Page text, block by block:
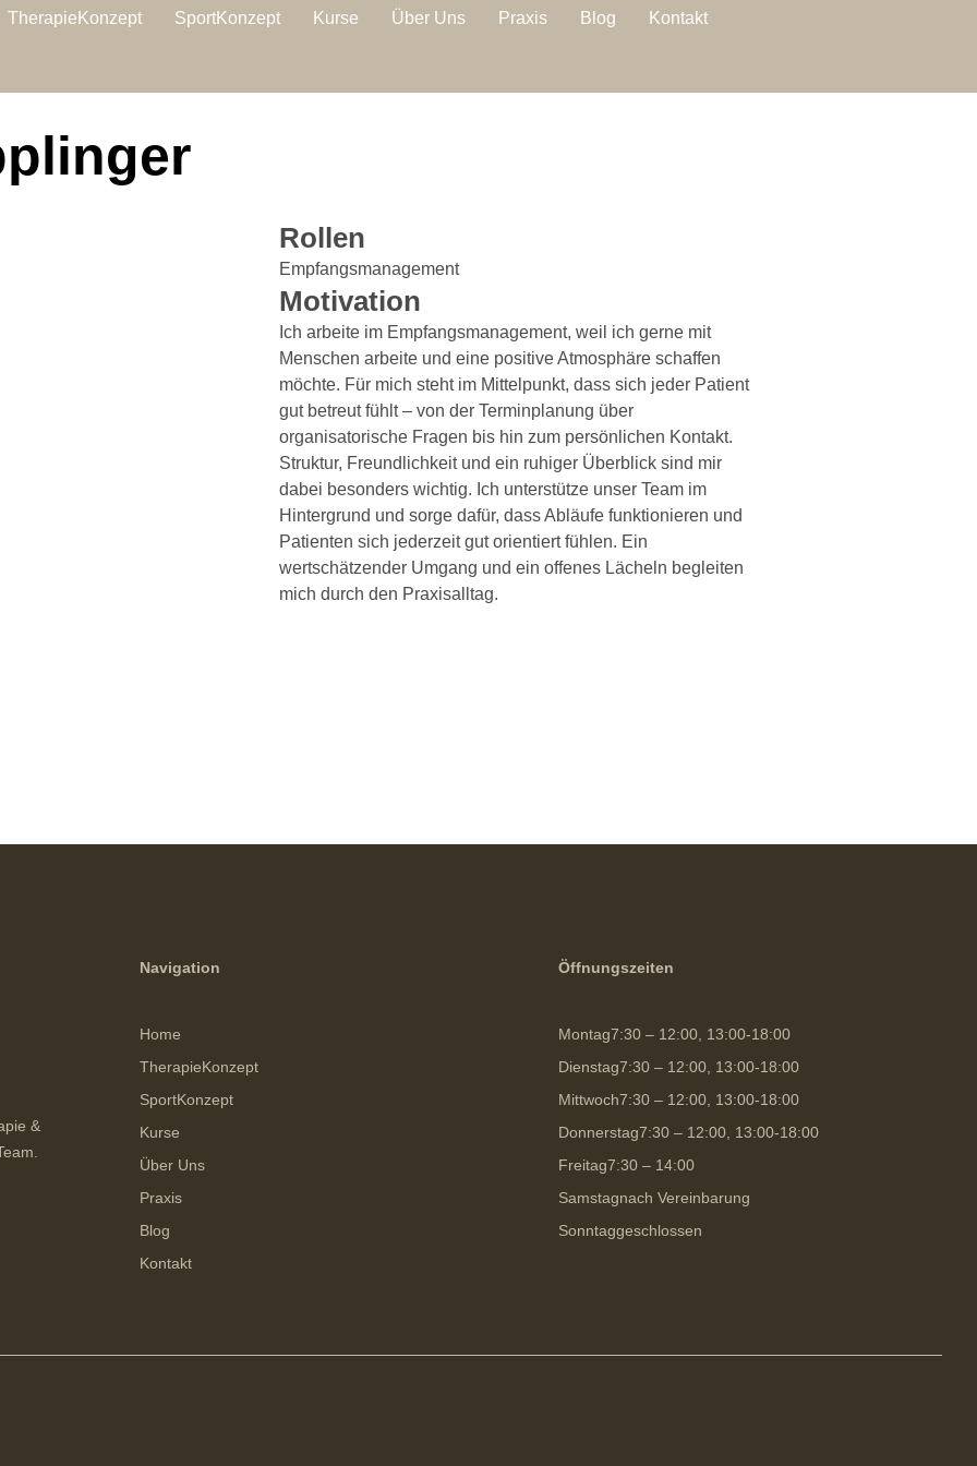
TherapieKonzept SportKonzept Kurse Über Uns Praxis Blog Kontakt
Rollen
Empfangsmanagement
Motivation
Ich arbeite im Empfangsmanagement, weil ich gerne mit
Menschen arbeite und eine positive Atmosphäre schaffen
möchte. Für mich steht im Mittelpunkt, dass sich jeder Patient
gut betreut fühlt – von der Terminplanung über
organisatorische Fragen bis hin zum persönlichen Kontakt.
Struktur, Freundlichkeit und ein ruhiger Überblick sind mir
dabei besonders wichtig. Ich unterstütze unser Team im
Hintergrund und sorge dafür, dass Abläufe funktionieren und
Patienten sich jederzeit gut orientiert fühlen. Ein
wertschätzender Umgang und ein offenes Lächeln begleiten
mich durch den Praxisalltag.
&
Navigation
Home
TherapieKonzept
SportKonzept
Kurse
Über Uns
Praxis
Blog
Kontakt
Öffnungszeiten
Montag7:30 – 12:00, 13:00-18:00
Dienstag7:30 – 12:00, 13:00-18:00
Mittwoch7:30 – 12:00, 13:00-18:00
Donnerstag7:30 – 12:00, 13:00-18:00
Freitag7:30 – 14:00
Samstagnach Vereinbarung
Sonntaggeschlossen